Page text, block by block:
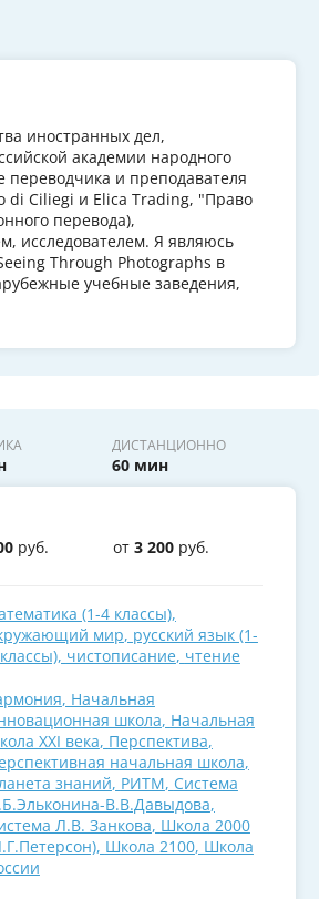
иностранных дел,
академии народного
переводчика и преподавателя
di Ciliegi и Elica Trading, "Право
перевода),
исследователем. Я являюсь
Through Photographs в
учебные заведения,
ДИСТАНЦИОННО
60 мин
руб. от 3 200 руб.
(1-4 классы),
мир, русский язык (1-
, чистописание, чтение
, Начальная
школа, Начальная
XXI века, Перспектива,
начальная школа,
знаний, РИТМ, Система
В.В.Давыдова,
Л.В. Занкова, Школа 2000
, Школа 2100, Школа